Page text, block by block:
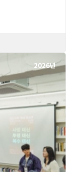
2026년